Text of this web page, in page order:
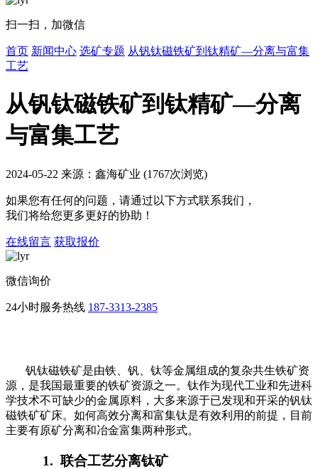
扫一扫，加微信
首页 新闻中心 选矿专题 从钒钛磁铁矿到钛精矿—分离与富集
工艺
从钒钛磁铁矿到钛精矿—分离
与富集工艺
2024-05-22 来源：鑫海矿业 (1767次浏览)
如果您有任何的问题，请通过以下方式联系我们，
我们将给您更多更好的协助！
在线留言 获取报价
微信询价
24小时服务热线 187-3313-2385
钒钛磁铁矿是由铁、钒、钛等金属组成的复杂共生铁矿资
源，是我国最重要的铁矿资源之一。钛作为现代工业和先进科
学技术不可缺少的金属原料，大多来源于已发现和开采的钒钛
磁铁矿矿床。如何高效分离和富集钛是有效利用的前提，目前
主要有原矿分离和冶金富集两种形式。
1. 联合工艺分离钛矿